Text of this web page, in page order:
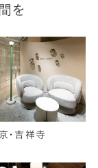
を
・吉祥寺